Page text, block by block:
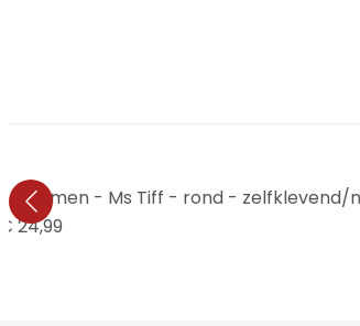
bloemen - Ms Tiff - rond -
24,99